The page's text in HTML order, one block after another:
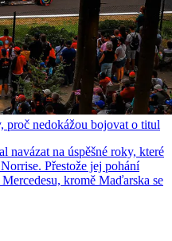
proč nedokážou bojovat o titul
navázat na úspěšné roky, které
Přestože jej pohání
kromě Maďarska se